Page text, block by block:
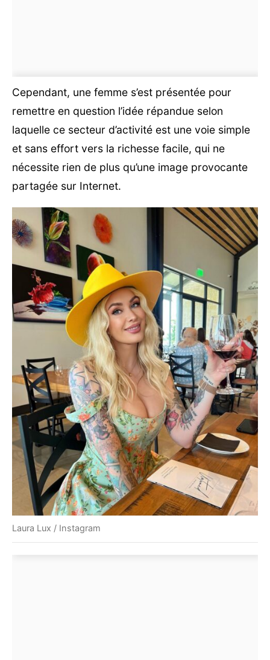
Cependant, une femme s’est présentée pour
remettre en question l’idée répandue selon
laquelle ce secteur d’activité est une voie simple
et sans effort vers la richesse facile, qui ne
nécessite rien de plus qu’une image provocante
partagée sur Internet.
Laura Lux / Instagram